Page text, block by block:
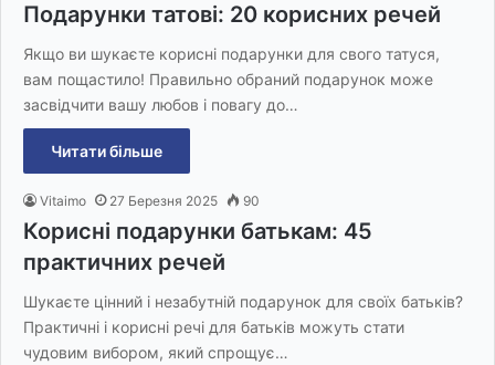
Подарунки татові: 20 корисних речей
Якщо ви шукаєте корисні подарунки для свого татуся,
вам пощастило! Правильно обраний подарунок може
засвідчити вашу любов і повагу до…
Читати більше
Vitaimo 27 Березня 2025 90
Корисні подарунки батькам: 45
практичних речей
Шукаєте цінний і незабутній подарунок для своїх батьків?
Практичні і корисні речі для батьків можуть стати
чудовим вибором, який спрощує…